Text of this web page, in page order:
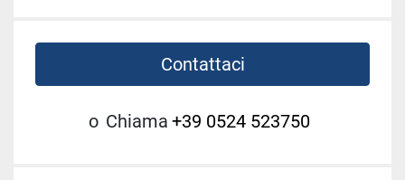
Contattaci
o Chiama +39 0524 523750